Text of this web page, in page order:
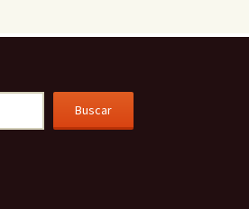
Buscar